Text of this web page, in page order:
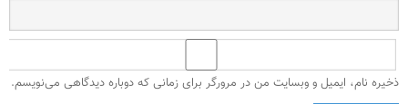
ذخیره نام، ایمیل و وبسایت من در مرورگر برای زمانی که دوباره دیدگاهی می‌نویسم.